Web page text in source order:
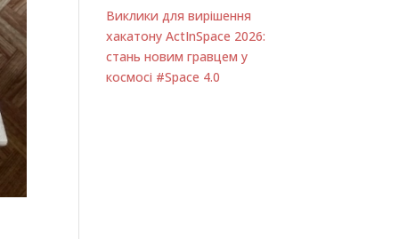
Виклики для вирішення
хакатону ActInSpace 2026:
стань новим гравцем у
космосі #Space 4.0